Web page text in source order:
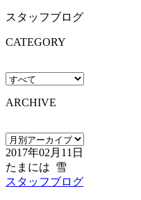
スタッフブログ
CATEGORY
ARCHIVE
2017年02月11日
たまには 雪
スタッフブログ